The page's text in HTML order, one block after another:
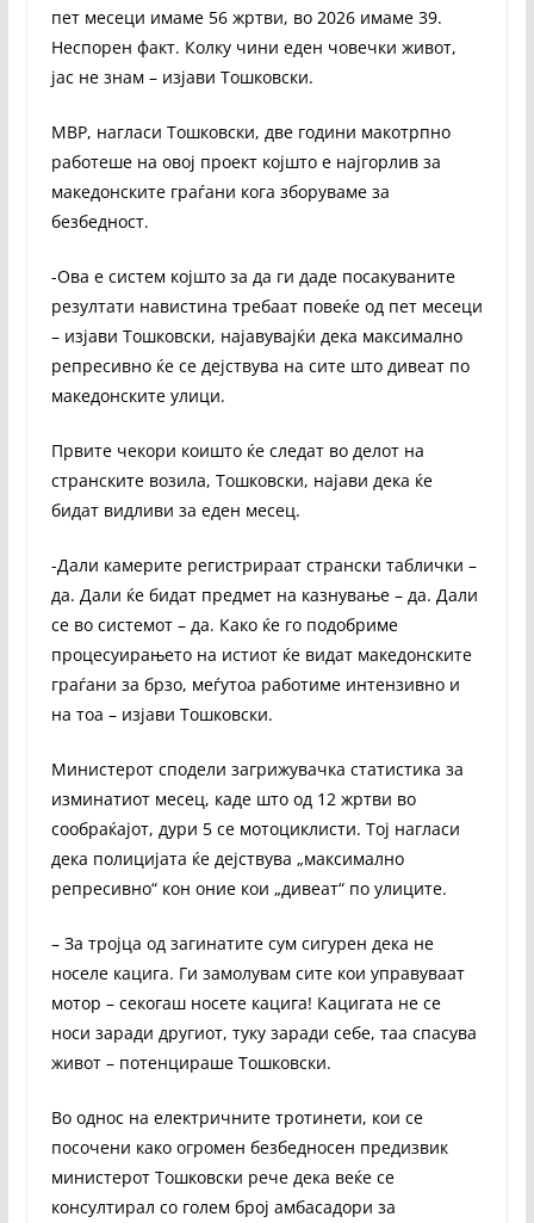
пет месеци имаме 56 жртви, во 2026 имаме 39.
Неспорен факт. Колку чини еден човечки живот,
јас не знам – изјави Тошковски.
МВР, нагласи Тошковски, две години макотрпно
работеше на овој проект којшто е најгорлив за
македонските граѓани кога зборуваме за
безбедност.
-Ова е систем којшто за да ги даде посакуваните
резултати навистина требаат повеќе од пет месеци
– изјави Тошковски, најавувајќи дека максимално
репресивно ќе се дејствува на сите што дивеат по
македонските улици.
Првите чекори коишто ќе следат во делот на
странските возила, Тошковски, најави дека ќе
бидат видливи за еден месец.
-Дали камерите регистрираат странски таблички –
да. Дали ќе бидат предмет на казнување – да. Дали
се во системот – да. Како ќе го подобриме
процесуирањето на истиот ќе видат македонските
граѓани за брзо, меѓутоа работиме интензивно и
на тоа – изјави Тошковски.
Министерот сподели загрижувачка статистика за
изминатиот месец, каде што од 12 жртви во
сообраќајот, дури 5 се мотоциклисти. Тој нагласи
дека полицијата ќе дејствува „максимално
репресивно“ кон оние кои „дивеат“ по улиците.
– За тројца од загинатите сум сигурен дека не
носеле кацига. Ги замолувам сите кои управуваат
мотор – секогаш носете кацига! Кацигата не се
носи заради другиот, туку заради себе, таа спасува
живот – потенцираше Тошковски.
Во однос на електричните тротинети, кои се
посочени како огромен безбедносен предизвик
министерот Тошковски рече дека веќе се
консултирал со голем број амбасадори за